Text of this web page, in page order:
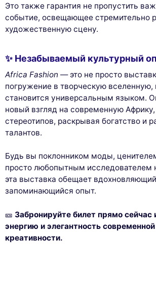
Это также гарантия не пропустить
событие, освещающее стремительно
художественную сцену.
✨ Незабываемый культурный
Africa Fashion — это не просто
погружение в творческую вселенную,
становится универсальным языком.
новый взгляд на современную
стереотипов, раскрывая богатство и
талантов.
Будь вы поклонником моды,
просто любопытным исследователем
эта выставка обещает
запоминающийся опыт.
🎫 Забронируйте билет прямо сейчас
энергию и элегантность
креативности.